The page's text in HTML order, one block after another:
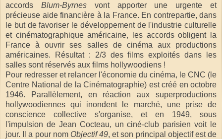
accords Blum-Byrnes
vont apporter une urgente et
précieuse aide financière à la France. En contrepartie, dans
le but de favoriser le développement de l'industrie culturelle
et cinématographique américaine, les accords obligent la
France à ouvrir ses salles de cinéma aux productions
américaines. Résultat : 2/3 des films exploités dans les
salles sont réservés aux films hollywoodiens !
Pour redresser et relancer l'économie du cinéma, le CNC (le
Centre National de la Cinématographie) est créé en octobre
1946. Parallèlement, en réaction aux superproductions
hollywoodiennes qui inondent le marché, une prise de
conscience collective s'organise, et en 1949, sous
l'impulsion de Jean Cocteau, un ciné-club parisien voit le
jour. Il a pour nom Objectif 49, et son principal objectif est de